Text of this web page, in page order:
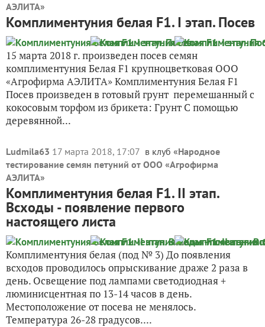
АЭЛИТА»
Комплиментуния белая F1. I этап. Посев
15 марта 2018 г. произведен посев семян
комплиментуния Белая F1 крупноцветковая ООО
«Агрофирма АЭЛИТА» Комплиментуния Белая F1
Посев произведен в готовый грунт перемешанный с
кокосовым торфом из брикета: Грунт С помощью
деревянной...
Ludmila63 17 марта 2018, 17:07 в клуб «Народное
тестирование семян петуний от ООО «Агрофирма
АЭЛИТА»
Комплиментуния белая F1. II этап.
Всходы - появление первого
настоящего листа
Комплиментуния белая (под № 3) До появления
всходов проводилось опрыскивание драже 2 раза в
день. Освещение под лампами светодиодная +
люминисцентная по 13-14 часов в день.
Местоположение от посева не менялось.
Температура 26-28 градусов....